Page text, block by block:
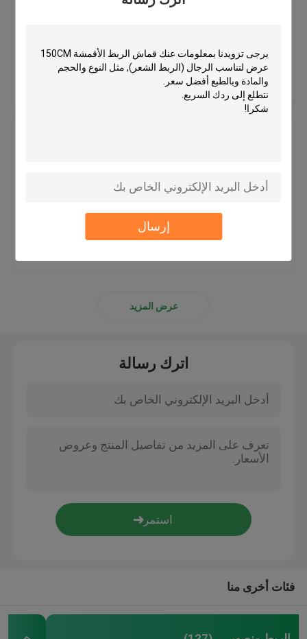
إرسال
pp spunbond غير يحوك بناء
MOQ：500 متر
افضل سعر اتصل بنا
الأسعار：قابل للتفاوض
افضل سعر اتصل بنا
عرض المزيد
اترك رسالة
فئات أخرى منا